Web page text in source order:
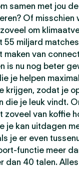
samen met jou
Of misschien
om
55 miljard
maken van
is nu nog beter
je helpen
krijgen, zodat je
die je leuk vindt.
zoveel van koffie
je kan uitdagen
je er even
functie meer
dan 40 talen.